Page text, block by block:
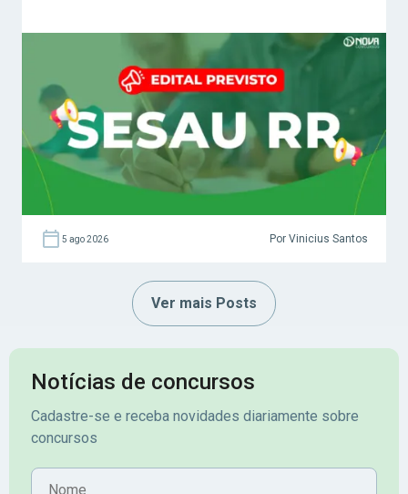
5 ago 2026 Por Vinicius Santos
Ver mais Posts
Notícias de concursos
Cadastre-se e receba novidades diariamente sobre
concursos
Nome